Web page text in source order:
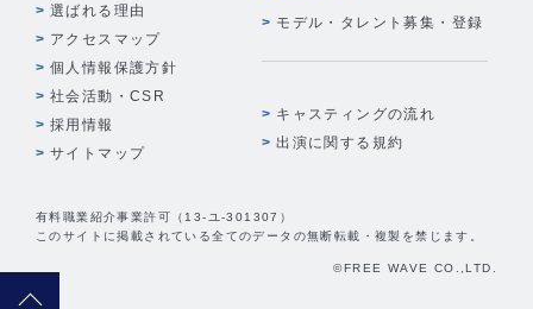
選ばれる理由
アクセスマップ
個人情報保護方針
社会活動・CSR
採用情報
サイトマップ
モデル・タレント募集・登録
キャスティングの流れ
出演に関する規約
有料職業紹介事業許可（13-ユ-301307）
このサイトに掲載されている全てのデータの無断転載・複製を禁じます。
©FREE WAVE CO.,LTD.